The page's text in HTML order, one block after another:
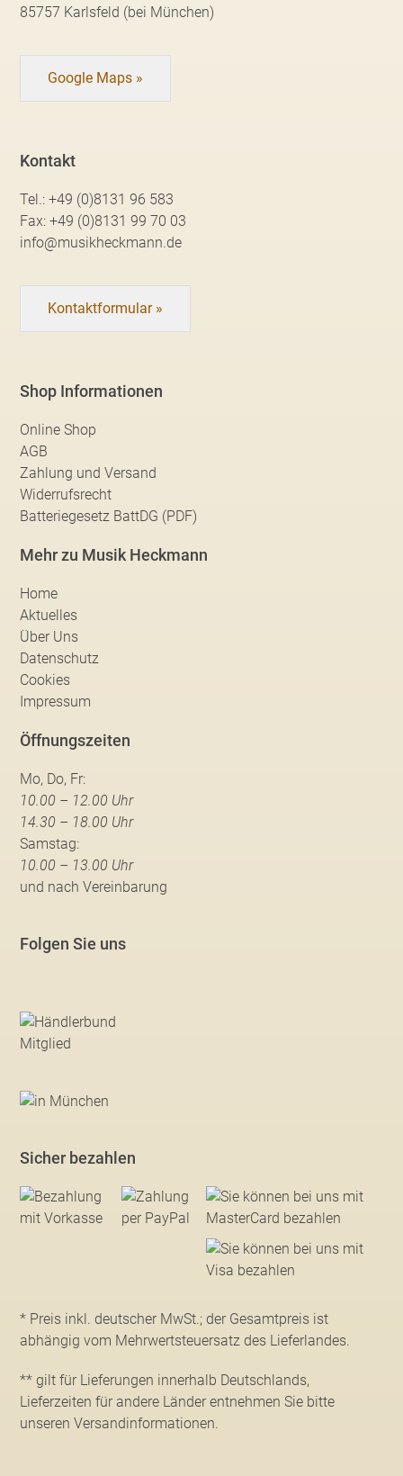
85757 Karlsfeld (bei München)
Google Maps »
Kontakt
Tel.:+49 (0)8131 96 583
Fax:+49 (0)8131 99 70 03
info@musikheckmann.de
Kontaktformular »
Shop Informationen
Online Shop
AGB
Zahlung und Versand
Widerrufsrecht
Batteriegesetz BattDG (PDF)
Mehr zu Musik Heckmann
Home
Aktuelles
Über Uns
Datenschutz
Cookies
Impressum
Öffnungszeiten
Mo, Do, Fr:
10.00 – 12.00 Uhr
14.30 – 18.00 Uhr
Samstag:
10.00 – 13.00 Uhr
und nach Vereinbarung
Folgen Sie uns
Sicher bezahlen
* Preis inkl. deutscher MwSt.; der Gesamtpreis ist
abhängig vom Mehrwertsteuersatz des Lieferlandes.
** gilt für Lieferungen innerhalb Deutschlands,
Lieferzeiten für andere Länder entnehmen Sie bitte
unseren Versandinformationen.